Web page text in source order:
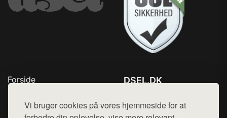
Vi bruger cookies på vores hjemmeside for at
Forside
Top Rabatter
Blog
DSEL.DK
Mail: hej@want.dk